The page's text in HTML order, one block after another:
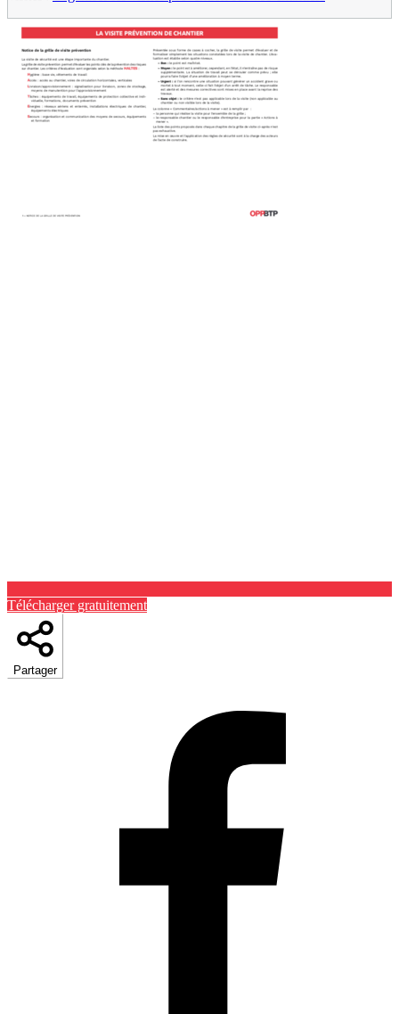
Télécharger gratuitement
Partager